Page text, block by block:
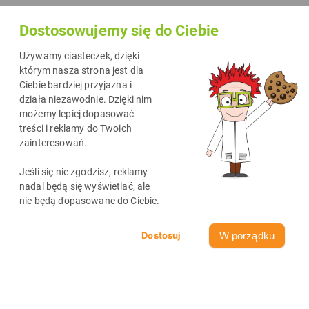
Dostosowujemy się do Ciebie
Używamy ciasteczek, dzięki
którym nasza strona jest dla
Ciebie bardziej przyjazna i
działa niezawodnie. Dzięki nim
możemy lepiej dopasować
treści i reklamy do Twoich
zainteresowań.
Jeśli się nie zgodzisz, reklamy
nadal będą się wyświetlać, ale
nie będą dopasowane do Ciebie.
W porządku
Najnowsze wpisy